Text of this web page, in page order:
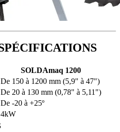
SOLDAmaq 1200
De 150 à 1200 mm (5,9" à 47")
De 20 à 130 mm (0,78" à 5,11")
De -20 à +25º
4kW